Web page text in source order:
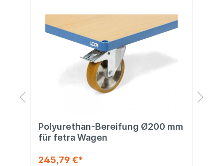
Polyurethan-Bereifung Ø200 mm
für fetra Wagen
245,79 €*